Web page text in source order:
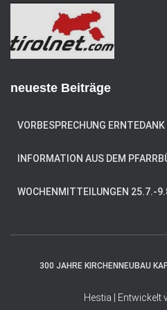
e
s
e
neueste Beiträge
VORBESPRECHUNG
INFORMATION AUS DEM
WOCHENMITTEILUNGEN 25.7.-
300 JAHRE KIRCHENNEUBAU
Hestia | Entwickelt